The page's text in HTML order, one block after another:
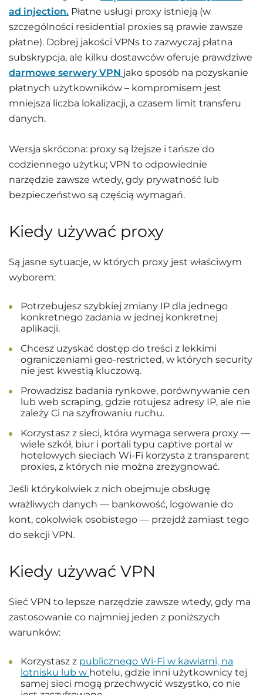
ad injection. Płatne usługi proxy istnieją (w
szczególności residential proxies są prawie zawsze
płatne). Dobrej jakości VPNs to zazwyczaj płatna
subskrypcja, ale kilku dostawców oferuje prawdziwe
darmowe serwery VPN jako sposób na pozyskanie
płatnych użytkowników – kompromisem jest
mniejsza liczba lokalizacji, a czasem limit transferu
danych.
Wersja skrócona: proxy są lżejsze i tańsze do
codziennego użytku; VPN to odpowiednie
narzędzie zawsze wtedy, gdy prywatność lub
bezpieczeństwo są częścią wymagań.
Kiedy używać proxy
Są jasne sytuacje, w których proxy jest właściwym
wyborem:
Potrzebujesz szybkiej zmiany IP dla jednego
konkretnego zadania w jednej konkretnej
aplikacji.
Chcesz uzyskać dostęp do treści z lekkimi
ograniczeniami geo-restricted, w których security
nie jest kwestią kluczową.
Prowadzisz badania rynkowe, porównywanie cen
lub web scraping, gdzie rotujesz adresy IP, ale nie
zależy Ci na szyfrowaniu ruchu.
Korzystasz z sieci, która wymaga serwera proxy —
wiele szkół, biur i portali typu captive portal w
hotelowych sieciach Wi-Fi korzysta z transparent
proxies, z których nie można zrezygnować.
Jeśli którykolwiek z nich obejmuje obsługę
wrażliwych danych — bankowość, logowanie do
kont, cokolwiek osobistego — przejdź zamiast tego
do sekcji VPN.
Kiedy używać VPN
Sieć VPN to lepsze narzędzie zawsze wtedy, gdy ma
zastosowanie co najmniej jeden z poniższych
warunków:
Korzystasz z publicznego Wi-Fi w kawiarni, na
lotnisku lub w hotelu, gdzie inni użytkownicy tej
samej sieci mogą przechwycić wszystko, co nie